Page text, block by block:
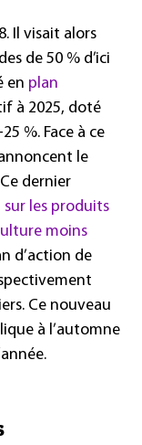
Il visait alors
de 50 % d’ici
en plan
à 2025, doté
%. Face à ce
le
dernier
sur les produits
moins
d’action de
Ce nouveau
à l’automne